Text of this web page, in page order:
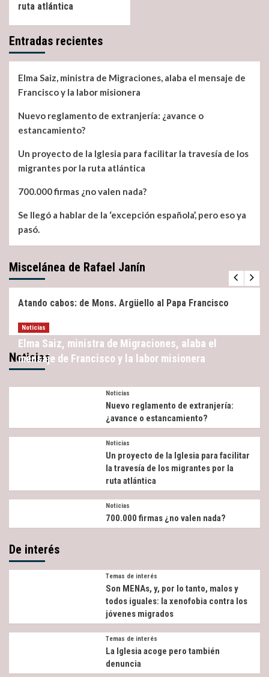
ruta atlántica
Entradas recientes
Elma Saiz, ministra de Migraciones, alaba el mensaje de
Francisco y la labor misionera
Nuevo reglamento de extranjería: ¿avance o
estancamiento?
Un proyecto de la Iglesia para facilitar la travesía de los
migrantes por la ruta atlántica
700.000 firmas ¿no valen nada?
Se llegó a hablar de la ‘excepción española’, pero eso ya
pasó.
Miscelánea de Rafael Janín
Miscelánea Noticias
Atando cabos: de Mons. Argüello al Papa Francisco
Noticias
Noticias
Elma Saiz, ministra de Migraciones, alaba el
mensaje de Francisco y la labor misionera
Noticias
Nuevo reglamento de extranjería:
¿avance o estancamiento?
Noticias
Un proyecto de la Iglesia para facilitar
la travesía de los migrantes por la
ruta atlántica
Noticias
700.000 firmas ¿no valen nada?
De interés
Temas de interés
Son MENAs, y, por lo tanto, malos y
todos iguales: la xenofobia contra los
jóvenes migrados
Temas de interés
La Iglesia acoge pero también
denuncia